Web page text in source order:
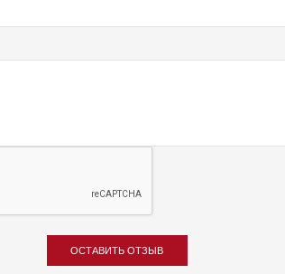
ОСТАВИТЬ ОТЗЫВ